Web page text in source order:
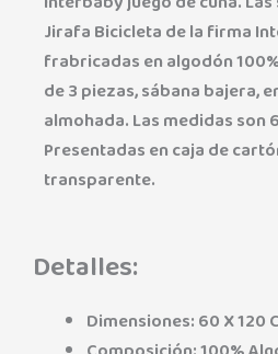
Jirafa Bicicleta de la firma
frabricadas en algodón
de 3 piezas, sábana bajera,
almohada. Las medidas son
Presentadas en caja de
transparente.
Detalles:
Dimensiones: 60 X 120